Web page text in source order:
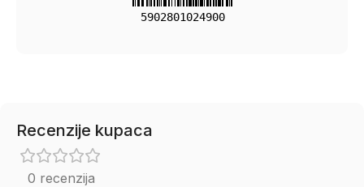
5902801024900
Recenzije kupaca
0 recenzija